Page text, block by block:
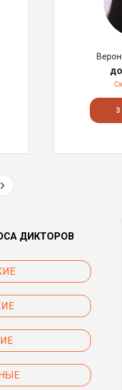
ДИКТОРОВ